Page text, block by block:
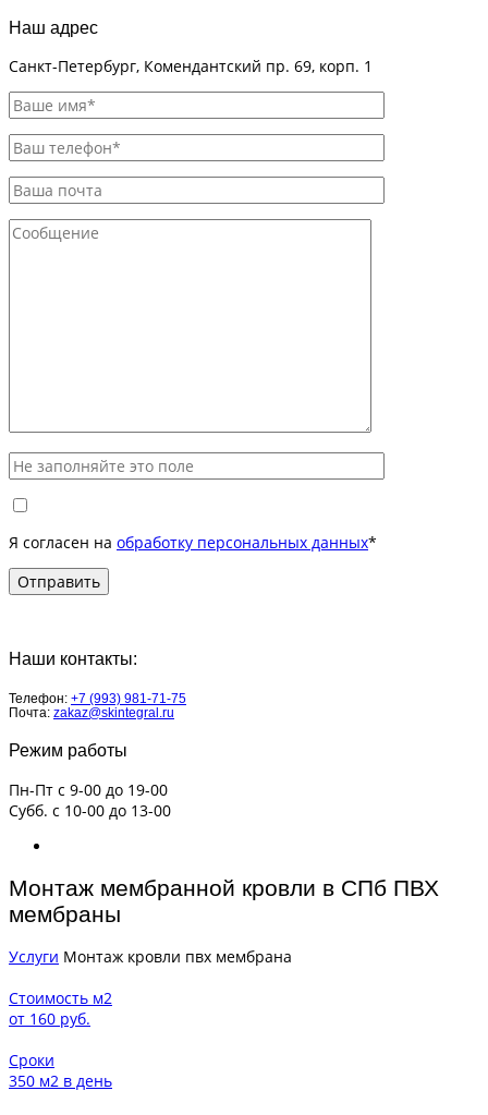
Наш адрес
Санкт-Петербург, Комендантский пр. 69, корп. 1
Я согласен на обработку персональных данных*
Наши контакты:
Телефон: +7 (993) 981-71-75
Почта: zakaz@skintegral.ru
Режим работы
Пн-Пт с 9-00 до 19-00
Субб. с 10-00 до 13-00
Монтаж мембранной кровли в СПб ПВХ
мембраны
Услуги Монтаж кровли пвх мембрана
Стоимость м2
от 160 руб.
Сроки
350 м2 в день